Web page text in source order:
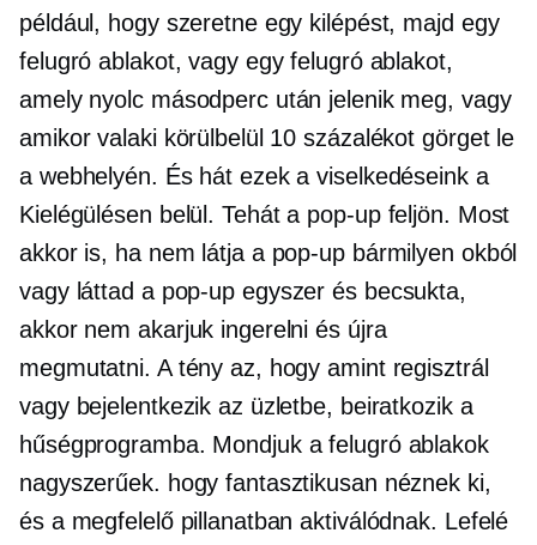
például, hogy szeretne egy kilépést, majd egy
felugró ablakot, vagy egy felugró ablakot,
amely nyolc másodperc után jelenik meg, vagy
amikor valaki körülbelül 10 százalékot görget le
a webhelyén. És hát ezek a viselkedéseink a
Kielégülésen belül. Tehát a pop-upfeljön. Most
akkor is, ha nem látja a pop-upbármilyen okból
vagy láttad a pop-up egyszer és becsukta,
akkor nem akarjuk ingerelni és újra
megmutatni. A tény az, hogy amint regisztrál
vagy bejelentkezik az üzletbe, beiratkozik a
hűségprogramba. Mondjuk a felugró ablakok
nagyszerűek. hogy fantasztikusan néznek ki,
és a megfelelő pillanatban aktiválódnak. Lefelé